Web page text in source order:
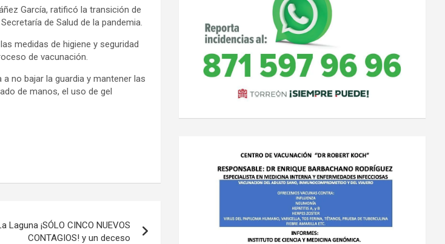
García, ratificó la transición de
de Salud de la pandemia.
medidas de higiene y seguridad
de vacunación.
no bajar la guardia y mantener las
de manos, el uso de gel
Laguna ¡SÓLO CINCO NUEVOS
CONTAGIOS! y un deceso